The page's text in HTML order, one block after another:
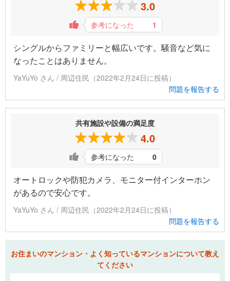
3.0
参考になった 1
シングルからファミリーと幅広いです。騒音など気に
なったことはありません。
YaYuYo さん / 周辺住民（2022年2月24日に投稿）
問題を報告する
共有施設や設備の満足度
4.0
参考になった 0
オートロックや防犯カメラ、モニター付インターホン
があるので安心です。
YaYuYo さん / 周辺住民（2022年2月24日に投稿）
問題を報告する
お住まいのマンション・よく知っているマンションについて教え
てください